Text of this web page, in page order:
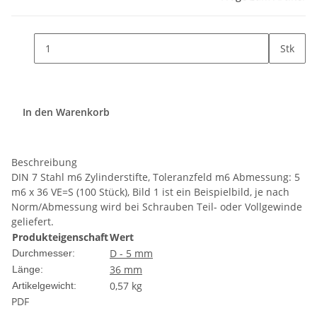
Stk
In den Warenkorb
Beschreibung
DIN 7 Stahl m6 Zylinderstifte, Toleranzfeld m6 Abmessung: 5
m6 x 36 VE=S (100 Stück), Bild 1 ist ein Beispielbild, je nach
Norm/Abmessung wird bei Schrauben Teil- oder Vollgewinde
geliefert.
ProdukteigenschaftWert
Durchmesser: D - 5 mm
Länge: 36 mm
Artikelgewicht: 0,57 kg
PDF